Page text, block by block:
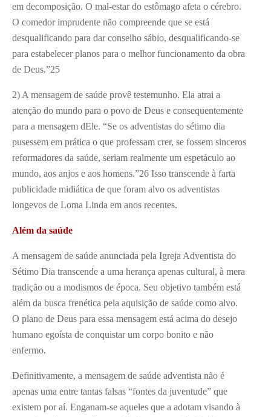
em decomposição. O mal-estar do estômago afeta o cérebro.
O comedor imprudente não compreende que se está
desqualificando para dar conselho sábio, desqualificando-se
para estabelecer planos para o melhor funcionamento da obra
de Deus.”25
2) A mensagem de saúde provê testemunho. Ela atrai a
atenção do mundo para o povo de Deus e consequentemente
para a mensagem dEle. “Se os adventistas do sétimo dia
pusessem em prática o que professam crer, se fossem sinceros
reformadores da saúde, seriam realmente um espetáculo ao
mundo, aos anjos e aos homens.”26 Isso transcende à farta
publicidade midiática de que foram alvo os adventistas
longevos de Loma Linda em anos recentes.
Além da saúde
A mensagem de saúde anunciada pela Igreja Adventista do
Sétimo Dia transcende a uma herança apenas cultural, à mera
tradição ou a modismos de época. Seu objetivo também está
além da busca frenética pela aquisição de saúde como alvo.
O plano de Deus para essa mensagem está acima do desejo
humano egoísta de conquistar um corpo bonito e não
enfermo.
Definitivamente, a mensagem de saúde adventista não é
apenas uma entre tantas falsas “fontes da juventude” que
existem por aí. Enganam-se aqueles que a adotam visando à